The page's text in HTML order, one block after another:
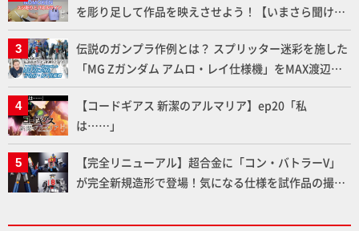
を彫り足して作品を映えさせよう！【いまさら聞けな
いプラモデルの基礎：スジ彫りとパネルライン】
伝説のガンプラ作例とは？ スプリッター迷彩を施した
「MG Zガンダム アムロ・レイ仕様機」をMAX渡辺が
ふたたび塗る!!【試し読み】
【コードギアス 新潔のアルマリア】ep20「私
は……」
【完全リニューアル】超合金に「コン・バトラーV」
が完全新規造形で登場！気になる仕様を試作品の撮り
ト」セット情報もお届け！【超合金の魂】